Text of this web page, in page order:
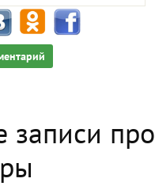
записи про